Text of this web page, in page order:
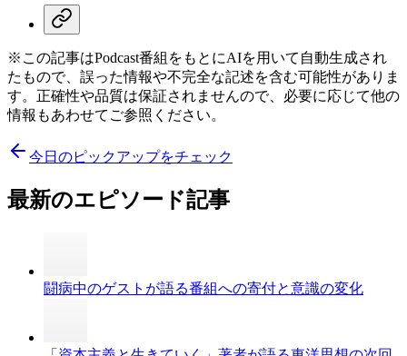
※この記事はPodcast番組をもとにAIを用いて自動生成され
たもので、誤った情報や不完全な記述を含む可能性がありま
す。正確性や品質は保証されませんので、必要に応じて他の
情報もあわせてご参照ください。
今日のピックアップをチェック
最新のエピソード記事
闘病中のゲストが語る番組への寄付と意識の変化